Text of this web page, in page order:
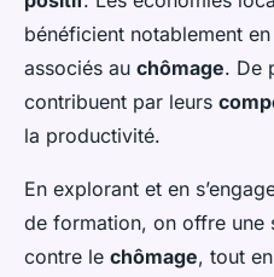
bénéficient notablement
associés au chômage. De
contribuent par leurs
la productivité.
En explorant et en
de formation, on offre une
contre le chômage, tout